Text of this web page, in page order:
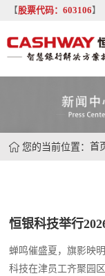
【股票代码：603106】
您的当前位置：首
恒银科技举行
蝉鸣催盛夏，旗影映
科技在津员工齐聚园